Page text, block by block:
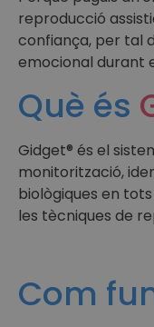
reproducció
confiança, per tal
emocional durant
Què és
Gidget® és el
monitorització,
biològiques en
les tècniques de
Com